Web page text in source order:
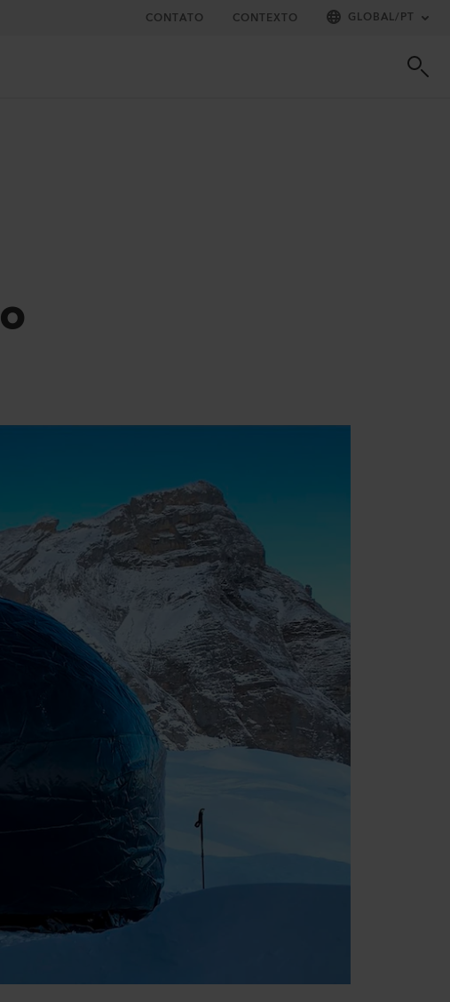
CONTATO CONTEXTO GLOBAL/PT